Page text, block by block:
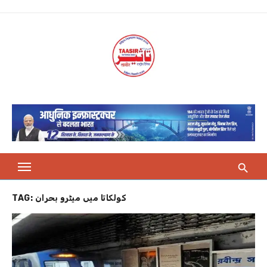
TAG: کولکاتا میں میٹرو بحران